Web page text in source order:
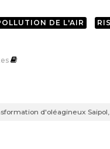
DE L'AIR
d'oléagineux Saipol,